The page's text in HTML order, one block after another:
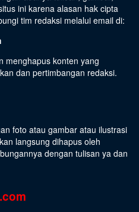
ini karena alasan hak cipta
tim redaksi melalui email di:
menghapus konten yang
dan pertimbangan redaksi.
foto atau gambar atau ilustrasi
langsung dihapus oleh
dengan tulisan ya dan